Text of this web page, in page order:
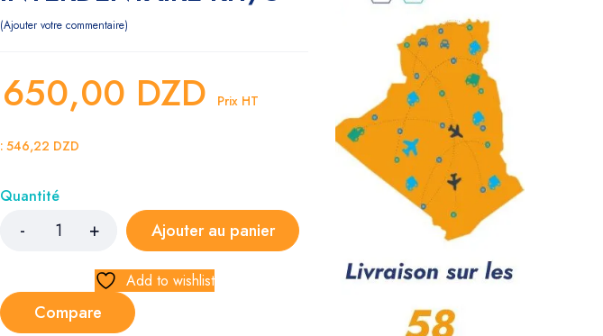
Ajouter votre commentaire
650,00 DZD Prix HT
: 546,22 DZD
Quantité
Ajouter au panier
Add to wishlist
Compare